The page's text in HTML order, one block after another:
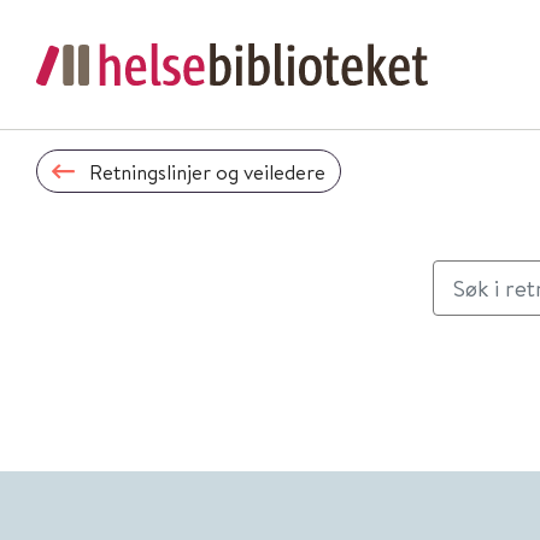
Retningslinjer og veiledere